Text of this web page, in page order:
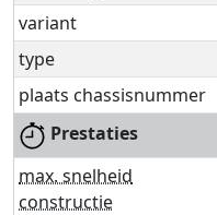
variant
type
plaats chassisnummer
Prestaties
max. snelheid
constructie